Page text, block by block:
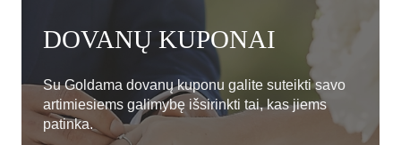
DOVANŲ KUPONAI
Su Goldama dovanų kuponu galite suteikti savo
artimiesiems galimybę išsirinkti tai, kas jiems
patinka.